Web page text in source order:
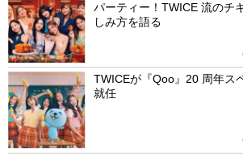
パーティー！TWICE 流のチ
しみ方を語る
TWICEが『Qoo』20 周年ス
就任